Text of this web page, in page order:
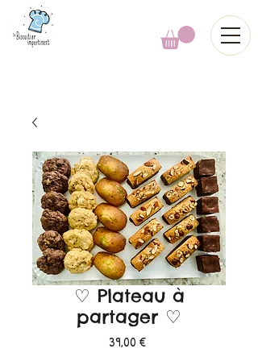
♡ Plateau à
partager ♡
39,00 €Prix